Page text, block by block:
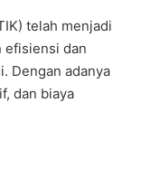
telah menjadi
efisiensi dan
Dengan adanya
dan biaya